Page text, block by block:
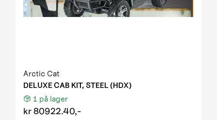
Arctic Cat
DELUXE CAB KIT, STEEL (HDX)
1 på lager
kr80922.40,-